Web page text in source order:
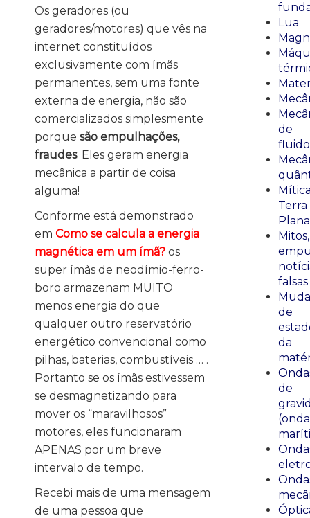
Os geradores (ou
geradores/motores) que vês na
internet constituídos
exclusivamente com ímãs
permanentes, sem uma fonte
externa de energia, não são
comercializados simplesmente
porque são empulhações,
fraudes. Eles geram energia
mecânica a partir de coisa
alguma!
Conforme está demonstrado
em Como se calcula a energia
magnética em um ímã? os
super ímãs de neodímio-ferro-
boro armazenam MUITO
menos energia do que
qualquer outro reservatório
energético convencional como
pilhas, baterias, combustíveis … .
Portanto se os ímãs estivessem
se desmagnetizando para
mover os “maravilhosos”
motores, eles funcionaram
APENAS por um breve
intervalo de tempo.
Recebi mais de uma mensagem
de uma pessoa que
Lua
de
Terra
Plana
Mitos,
falsas
de
da
de